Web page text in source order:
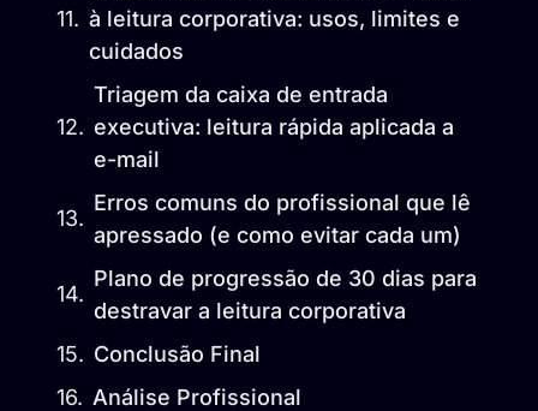
à leitura corporativa: usos, limites e
cuidados
Triagem da caixa de entrada
executiva: leitura rápida aplicada a
e-mail
Erros comuns do profissional que lê
apressado (e como evitar cada um)
Plano de progressão de 30 dias para
destravar a leitura corporativa
Conclusão Final
Análise Profissional